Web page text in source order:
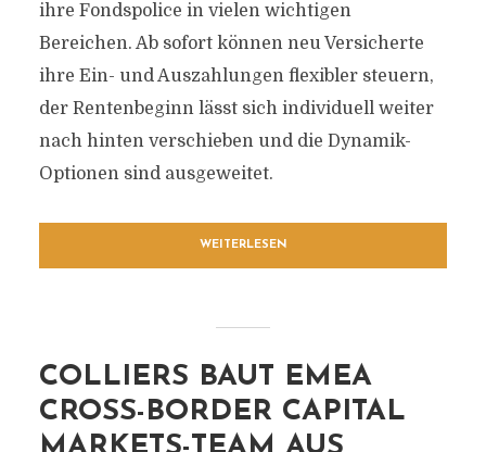
ihre Fondspolice in vielen wichtigen
Bereichen. Ab sofort können neu Versicherte
ihre Ein- und Auszahlungen flexibler steuern,
der Rentenbeginn lässt sich individuell weiter
nach hinten verschieben und die Dynamik-
Optionen sind ausgeweitet.
WEITERLESEN
COLLIERS BAUT EMEA
CROSS-BORDER CAPITAL